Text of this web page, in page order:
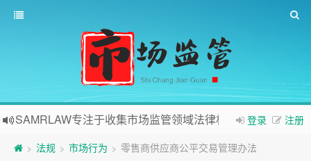
登录 注册
SAMRLAW专注于收集市场监管领域法律相关内容
> 法规 > 市场行为 > 零售商供应商公平交易管理办法